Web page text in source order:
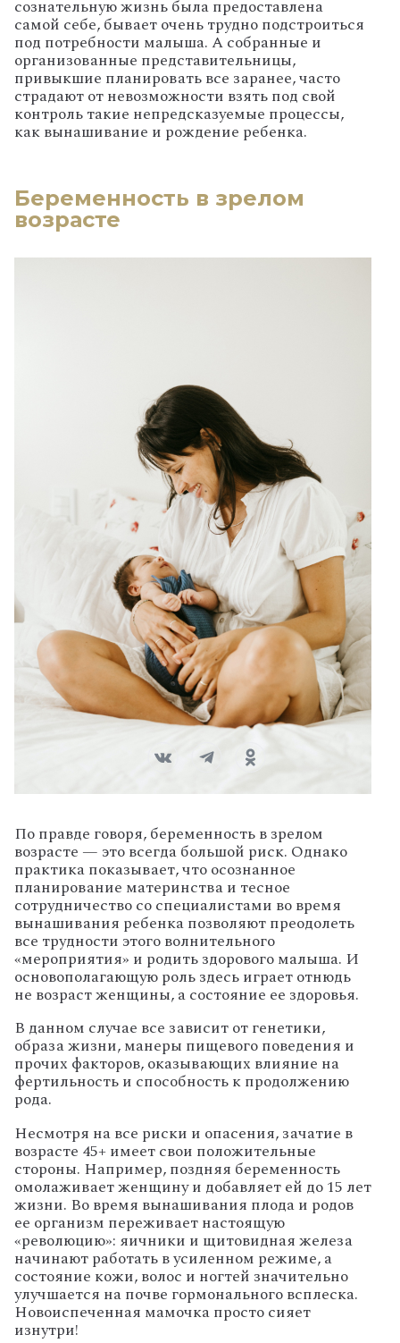
сознательную жизнь была предоставлена
самой себе, бывает очень трудно подстроиться
под потребности малыша. А собранные и
организованные представительницы,
привыкшие планировать все заранее, часто
страдают от невозможности взять под свой
контроль такие непредсказуемые процессы,
как вынашивание и рождение ребенка.
Беременность в зрелом
возрасте
По правде говоря, беременность в зрелом
возрасте — это всегда большой риск. Однако
практика показывает, что осознанное
планирование материнства и тесное
сотрудничество со специалистами во время
вынашивания ребенка позволяют преодолеть
все трудности этого волнительного
«мероприятия» и родить здорового малыша. И
основополагающую роль здесь играет отнюдь
не возраст женщины, а состояние ее здоровья.
В данном случае все зависит от генетики,
образа жизни, манеры пищевого поведения и
прочих факторов, оказывающих влияние на
фертильность и способность к продолжению
рода.
Несмотря на все риски и опасения, зачатие в
возрасте 45+ имеет свои положительные
стороны. Например, поздняя беременность
омолаживает женщину и добавляет ей до 15 лет
жизни. Во время вынашивания плода и родов
ее организм переживает настоящую
«революцию»: яичники и щитовидная железа
начинают работать в усиленном режиме, а
состояние кожи, волос и ногтей значительно
улучшается на почве гормонального всплеска.
Новоиспеченная мамочка просто сияет
изнутри!